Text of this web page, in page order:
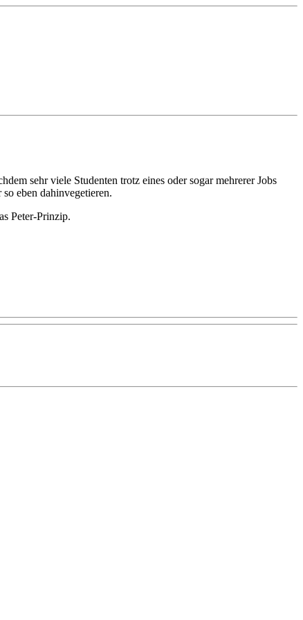
sehr viele Studenten trotz eines oder sogar mehrerer Jobs
eben dahinvegetieren.
Peter-Prinzip.